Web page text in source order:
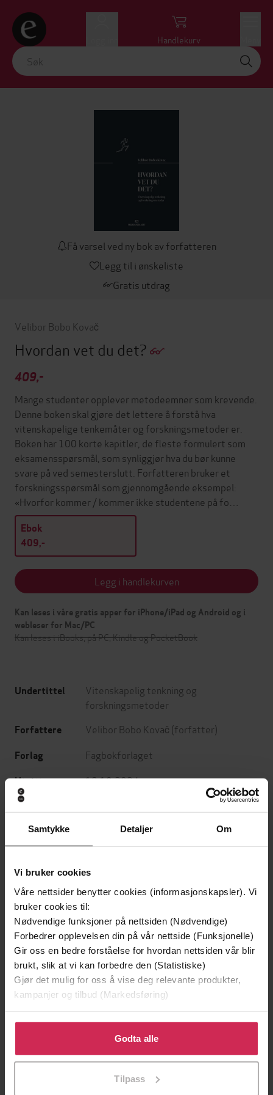
Samtykke Detaljer Om
Vi bruker cookies
Våre nettsider benytter cookies (informasjonskapsler). Vi
bruker cookies til:
Nødvendige funksjoner på nettsiden (Nødvendige)
Forbedrer opplevelsen din på vår nettside (Funksjonelle)
Gir oss en bedre forståelse for hvordan nettsiden vår blir
brukt, slik at vi kan forbedre den (Statistiske)
Gjør det mulig for oss å vise deg relevante produkter,
kampanjer og tilbud (Markedsføring)
Klikk på «Godta alle» for å gi oss ditt samtykke til å
bruke cookies for alle disse formålene. Du kan også
tilpasse ditt samtykke til spesifikke formål ved å klikke
Godta alle
Tilpass
Handlekurv
Få varsel ved ny bok av forfatteren
Legg til i ønskeliste
Gratis utdrag
Velibor Bobo Kovač
Hvordan vet du det?
409,-
Mange studenter opplever metodeemner som krevende.
Denne boken skal gjøre det lettere å forstå hva
vitenskapelige tenkemåter og forskningsmetoder er.
Boken har 100 korte kapitler, de fleste formulert som
eksamensspørsmål, som synliggjør hva du bør kunne
svare på ved semesterslutt. Forfatteren bruker et
forskningsspørsmål som gjennomgående eksempel:
«Hvorfor kommer / kommer ikke studentene på fo…
Ebok
409,-
Legg i handlekurven
Kan leses i våre gratis apper for iPhone/iPad og Android og i
webleser for Mac/PC
Kan leses i iBooks, på PC, Kindle og PocketBook
Undertittel
Vitenskapelig tenkning og
forskningsmetoder
Forfattere Velibor Bobo Kovač (forfatter)
Forlag Fagbokforlaget
Utgitt 18.10.2024
Sjanger Fagbøker
DRM-
beskyttelse
LCP
ISBN 9788245054194
Om boken
Mange studenter opplever metodeemner som krevende.
Denne boken skal gjøre det lettere å forstå hva
vitenskapelige tenkemåter og forskningsmetoder er.